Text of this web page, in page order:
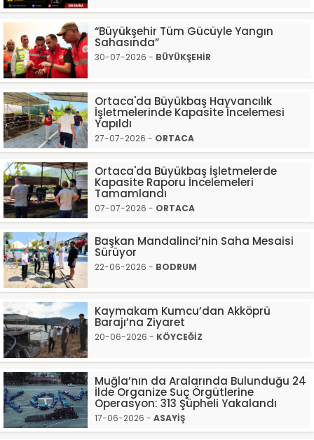
“Büyükşehir Tüm Gücüyle Yangın
Sahasında”
30-07-2026 - BÜYÜKŞEHİR
Ortaca'da Büyükbaş Hayvancılık
İşletmelerinde Kapasite İncelemesi
Yapıldı
27-07-2026 - ORTACA
Ortaca'da Büyükbaş İşletmelerde
Kapasite Raporu İncelemeleri
Tamamlandı
07-07-2026 - ORTACA
Başkan Mandalinci’nin Saha Mesaisi
Sürüyor
22-06-2026 - BODRUM
Kaymakam Kumcu’dan Akköprü
Barajı’na Ziyaret
20-06-2026 - KÖYCEĞİZ
Muğla’nın da Aralarında Bulunduğu 24
İlde Organize Suç Örgütlerine
Operasyon: 313 Şüpheli Yakalandı
17-06-2026 - ASAYİŞ